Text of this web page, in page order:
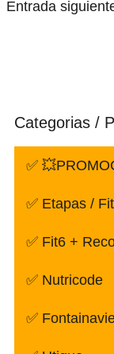
Entrada
Categorias /
✅
✅ Etapas /
✅ Fit6 +
✅ Nutricode
✅